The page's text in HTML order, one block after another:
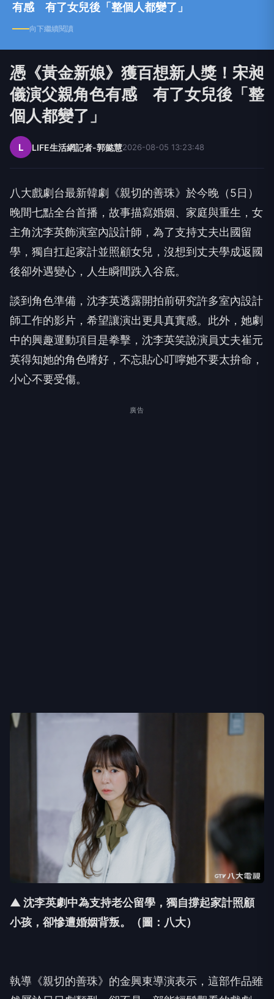
有感 有了女兒後「整個人都變了」
向下繼續閱讀
憑《黃金新娘》獲百想新人獎！宋昶
儀演父親角色有感 有了女兒後「整
個人都變了」
L LIFE生活網記者-郭懿慧2026-08-05 13:23:48
八大戲劇台最新韓劇《親切的善珠》於今晚（5日）
晚間七點全台首播，故事描寫婚姻、家庭與重生， 女
主角沈李英飾演室內設計師，為了支持丈夫出國留
學， 獨自扛起家計並照顧女兒，沒想到丈夫學成返國
後卻外遇變心， 人生瞬間跌入谷底。
談到角色準備， 沈李英透露開拍前研究許多室內設計
師工作的影片， 希望讓演出更具真實感。此外，她劇
中的興趣運動項目是拳擊， 沈李英笑說演員丈夫崔元
英得知她的角色嗜好， 不忘貼心叮嚀她不要太拚命，
小心不要受傷。
廣告
▲ 沈李英劇中為支持老公留學，獨自撐起家計照顧
小孩，卻慘遭婚姻背叛。
（圖：八大）
執導《親切的善珠》的金興東導演表示， 這部作品雖